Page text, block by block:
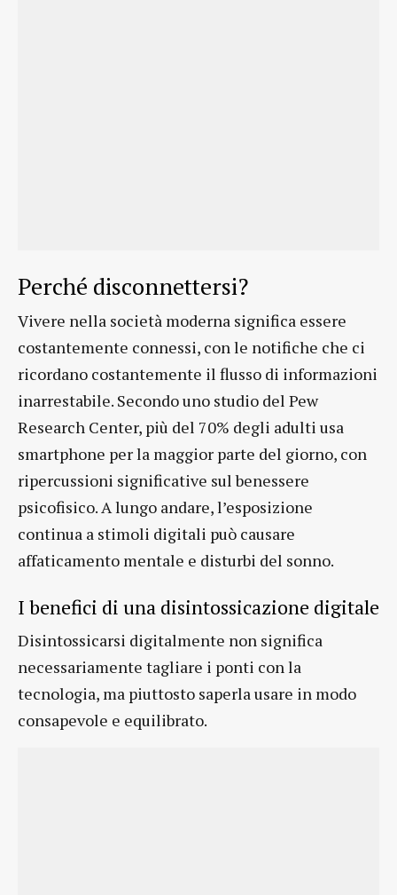
Perché disconnettersi?
Vivere nella società moderna significa essere
costantemente connessi, con le notifiche che ci
ricordano costantemente il flusso di informazioni
inarrestabile. Secondo uno studio del Pew
Research Center, più del 70% degli adulti usa
smartphone per la maggior parte del giorno, con
ripercussioni significative sul benessere
psicofisico. A lungo andare, l’esposizione
continua a stimoli digitali può causare
affaticamento mentale e disturbi del sonno.
I benefici di una disintossicazione digitale
Disintossicarsi digitalmente non significa
necessariamente tagliare i ponti con la
tecnologia, ma piuttosto saperla usare in modo
consapevole e equilibrato.